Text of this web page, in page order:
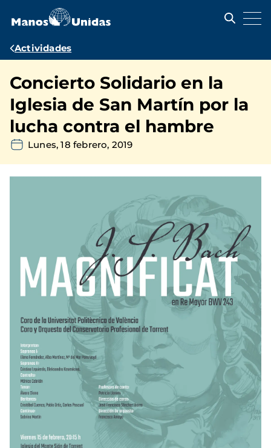
contenido
Ruta
navegación
Actividades
Concierto Solidario en la
Iglesia de San Martín por la
lucha contra el hambre
Lunes, 18 febrero, 2019